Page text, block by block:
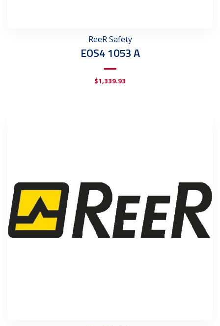
ReeR Safety
EOS4 1053 A
$1,339.93